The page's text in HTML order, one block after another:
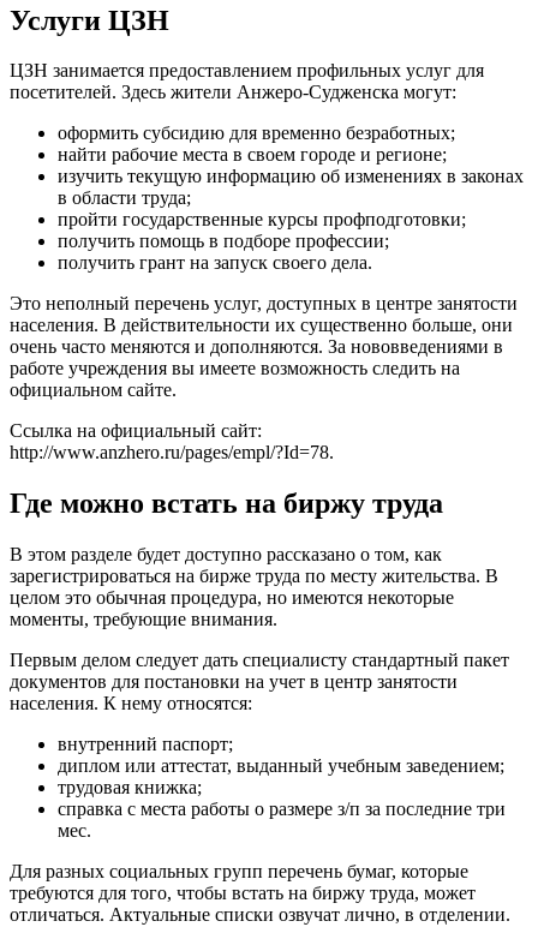
Услуги ЦЗН
ЦЗН занимается предоставлением профильных услуг для
посетителей. Здесь жители Анжеро-Судженска могут:
оформить субсидию для временно безработных;
найти рабочие места в своем городе и регионе;
изучить текущую информацию об изменениях в законах
в области труда;
пройти государственные курсы профподготовки;
получить помощь в подборе профессии;
получить грант на запуск своего дела.
Это неполный перечень услуг, доступных в центре занятости
населения. В действительности их существенно больше, они
очень часто меняются и дополняются. За нововведениями в
работе учреждения вы имеете возможность следить на
официальном сайте.
Ссылка на официальный сайт:
http://www.anzhero.ru/pages/empl/?Id=78.
Где можно встать на биржу труда
В этом разделе будет доступно рассказано о том, как
зарегистрироваться на бирже труда по месту жительства. В
целом это обычная процедура, но имеются некоторые
моменты, требующие внимания.
Первым делом следует дать специалисту стандартный пакет
документов для постановки на учет в центр занятости
населения. К нему относятся:
внутренний паспорт;
диплом или аттестат, выданный учебным заведением;
трудовая книжка;
справка с места работы о размере з/п за последние три
мес.
Для разных социальных групп перечень бумаг, которые
требуются для того, чтобы встать на биржу труда, может
отличаться. Актуальные списки озвучат лично, в отделении.